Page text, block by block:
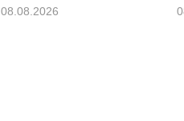
08.08.2026